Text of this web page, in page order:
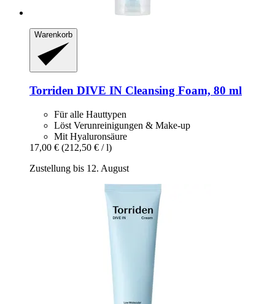
Warenkorb
Torriden DIVE IN Cleansing Foam, 80 ml
Für alle Hauttypen
Löst Verunreinigungen & Make-up
Mit Hyaluronsäure
17,00 € (212,50 € / l)
Zustellung bis 12. August